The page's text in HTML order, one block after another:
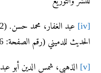
[iv]
الحديث للدميني (رقم الصفحة: 6). المكتبة الشاملة
[v]